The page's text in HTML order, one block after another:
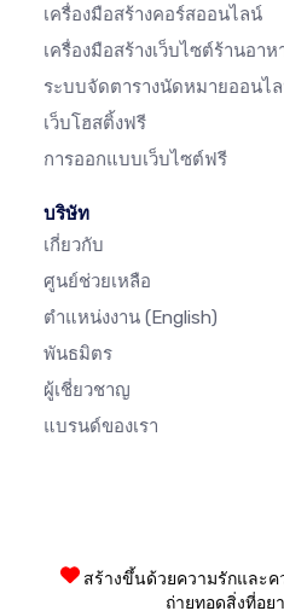
เครื่องมือสร้างคอร์สออนไลน์
เครื่องมือสร้างเว็บไซต์ร้านอาห
ระบบจัดตารางนัดหมายออนไ
เว็บโฮสติ้งฟรี
การออกแบบเว็บไซต์ฟรี
บริษัท
เกี่ยวกับ
ศูนย์ช่วยเหลือ
ตำแหน่งงาน (English)
พันธมิตร
ผู้เชี่ยวชาญ
แบรนด์ของเรา
สร้างขึ้นด้วยความรักและค
ถ่ายทอดสิ่งที่อย